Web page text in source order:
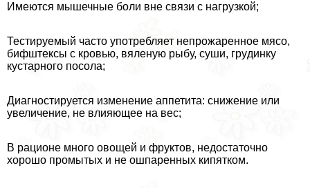
Имеются мышечные боли вне связи с нагрузкой;
Тестируемый часто употрeбляет непрожаренное мясо,
бифштексы с кровью, вяленую рыбу, суши, гpyдинку
кустарного посола;
Диагностируется изменение аппетита: снижение или
увеличение, не влияющее на вес;
В рационе много овощей и фруктов, недостаточно
хорошо промытых и не ошпаренных кипятком.